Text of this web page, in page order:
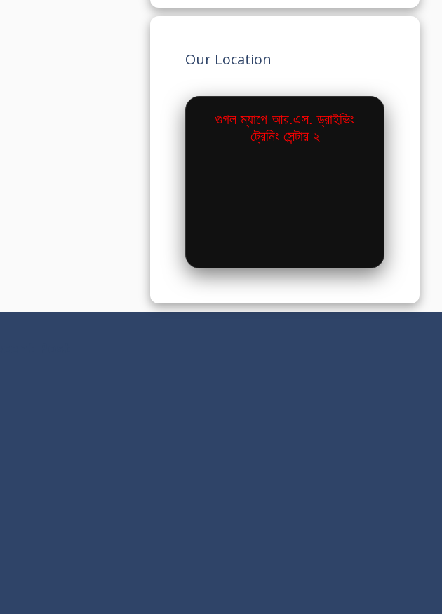
Our Location
গুগল ম্যাপে আর.এস. ড্রাইভিং
ট্রেনিং সেন্টার ২